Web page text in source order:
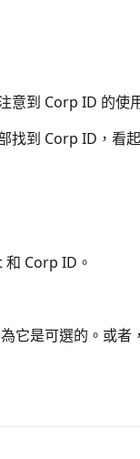
意到 Corp ID 的使
找到 Corp ID，看
Corp ID。
它是可選的。或者